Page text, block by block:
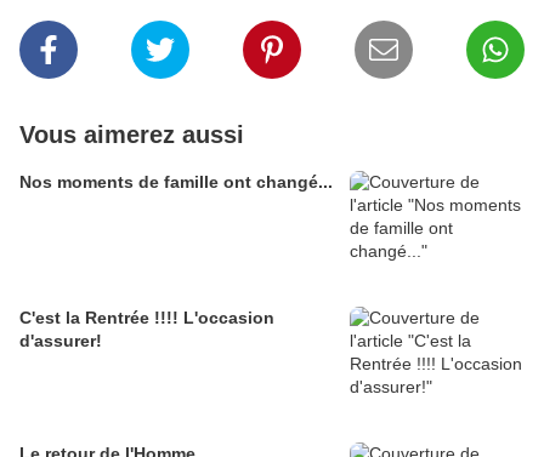
Vous aimerez aussi
Nos moments de famille ont changé...
C'est la Rentrée !!!! L'occasion
d'assurer!